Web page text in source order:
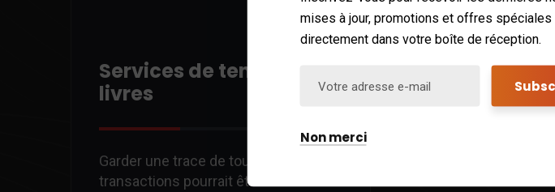
Services de tenue de
livres
Garder une trace de toutes vos
transactions pourrait être une
mises à jour, promotions et offres
directement dans votre boîte de réception.
Non merci